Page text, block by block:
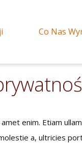
Co Nas
enim. Etiam
a, ultricies